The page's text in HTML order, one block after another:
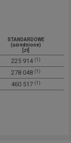
STANDARDOWE
(uśrednione)
[zł]
225 914 (1)
278 048 (1)
460 517 (1)